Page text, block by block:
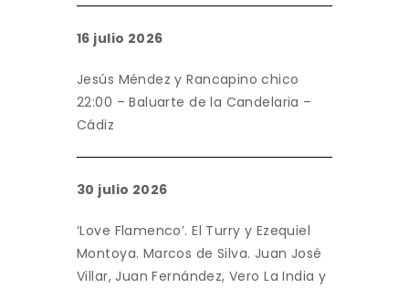
16 julio 2026
Jesús Méndez y Rancapino chico
22:00 – Baluarte de la Candelaria –
Cádiz
30 julio 2026
‘Love Flamenco’. El Turry y Ezequiel
Montoya. Marcos de Silva. Juan José
Villar, Juan Fernández, Vero La India y